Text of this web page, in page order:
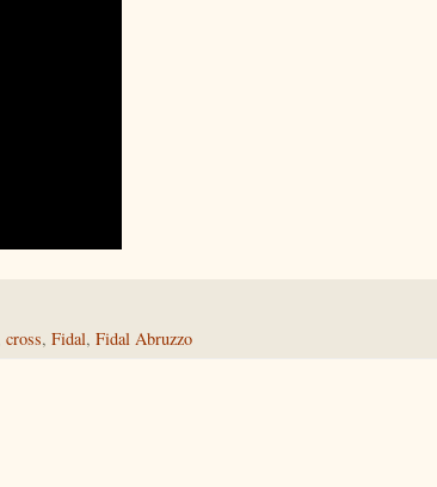
cross, Fidal, Fidal Abruzzo